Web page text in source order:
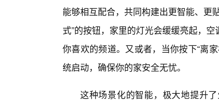
能够相互配合，共同构建出更智能、更
式”的按钮，家里的灯光会缓缓亮起，
你喜欢的频道。又或者，当你按下“离
统启动，确保你的家安全无忧。
这种场景化的智能，极大地提升